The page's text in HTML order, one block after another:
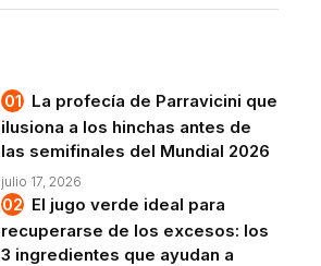
La profecía de Parravicini que
ilusiona a los hinchas antes de
las semifinales del Mundial 2026
julio 17, 2026
El jugo verde ideal para
recuperarse de los excesos: los
3 ingredientes que ayudan a